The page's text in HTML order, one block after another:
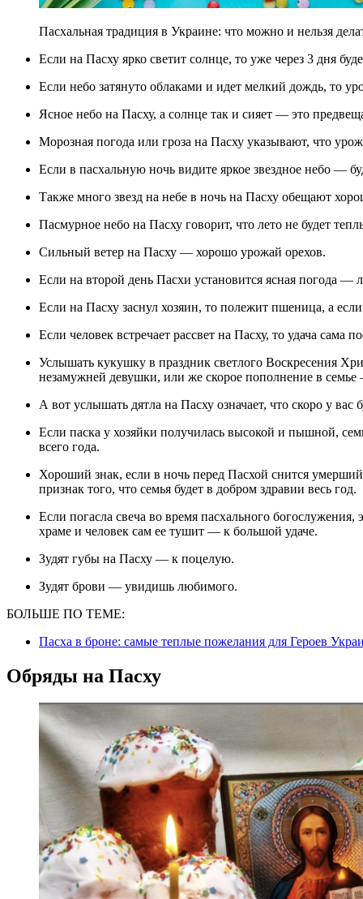
Пасхальная традиция в Украине: что можно и нельзя
Если на Пасху ярко светит солнце, то уже через 3 дня
Если небо затянуто облаками и идет мелкий дождь, то
Ясное небо на Пасху, а солнце так и сияет — это
Морозная погода или гроза на Пасху указывают, что
Если в пасхальную ночь видите яркое звездное небо —
Также много звезд на небе в ночь на Пасху обещают
Пасмурное небо на Пасху говорит, что лето не будет
Сильный ветер на Пасху — хорошо урожай орехов.
Если на второй день Пасхи установится ясная погода
Если на Пасху заснул хозяин, то полежит пшеница, а
Если человек встречает рассвет на Пасху, то удача сама
Услышать кукушку в праздник светлого Воскресения Христова означает сватовство и свадьбу — для
незамужней девушки, или же скорое пополнение в
А вот услышать дятла на Пасху означает, что скоро у
Если паска у хозяйки получилась высокой и пышной, семья будет иметь достаток и удачу во всем в течение
всего года.
Хороший знак, если в ночь перед Пасхой снится умерший родственник — по народным приметам, это верный
признак того, что семья будет в добром здравии весь год.
Если погасла свеча во время пасхального богослужения, это к печали; а если она догорела до конца службы в
храме и человек сам ее тушит — к большой удаче.
Зудят губы на Пасху — к поцелую.
Зудят брови — увидишь любимого.
БОЛЬШЕ ПО ТЕМЕ:
Пасха в броне: самые теплые пожелания для Героев
Обряды на Пасху